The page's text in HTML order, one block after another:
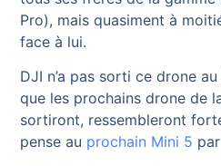
Pro), mais quasiment à
face à lui.
DJI n’a pas sorti ce drone
que les prochains drone de
sortiront, ressembleront
pense au prochain Mini 5